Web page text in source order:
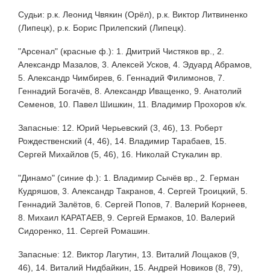
Судьи: р.к. Леонид Чвякин (Орёл), р.к. Виктор Литвиненко
(Липецк), р.к. Борис Прилепский (Липецк).
"Арсенал" (красные ф.): 1. Дмитрий Чистяков вр., 2.
Александр Мазалов, 3. Алексей Усков, 4. Эдуард Абрамов,
5. Александр Чимбирев, 6. Геннадий Филимонов, 7.
Геннадий Богачёв, 8. Александр Иващенко, 9. Анатолий
Семенов, 10. Павел Шишкин, 11. Владимир Прохоров к/к.
Запасные: 12. Юрий Черьевский (3, 46), 13. Роберт
Рождественский (4, 46), 14. Владимир Тарабаев, 15.
Сергей Михайлов (5, 46), 16. Николай Стукалин вр.
"Динамо" (синие ф.): 1. Владимир Сычёв вр., 2. Герман
Кудряшов, 3. Александр Такранов, 4. Сергей Троицкий, 5.
Геннадий Залётов, 6. Сергей Попов, 7. Валерий Корнеев,
8. Михаил КАРАТАЕВ, 9. Сергей Ермаков, 10. Валерий
Сидоренко, 11. Сергей Ромашин.
Запасные: 12. Виктор Лагутин, 13. Виталий Лощаков (9,
46), 14. Виталий Нидбайкин, 15. Андрей Новиков (8, 79),